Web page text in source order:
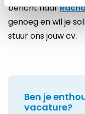
bericht naar
genoeg en wil je
stuur ons jouw cv.
Ben je
vacature?